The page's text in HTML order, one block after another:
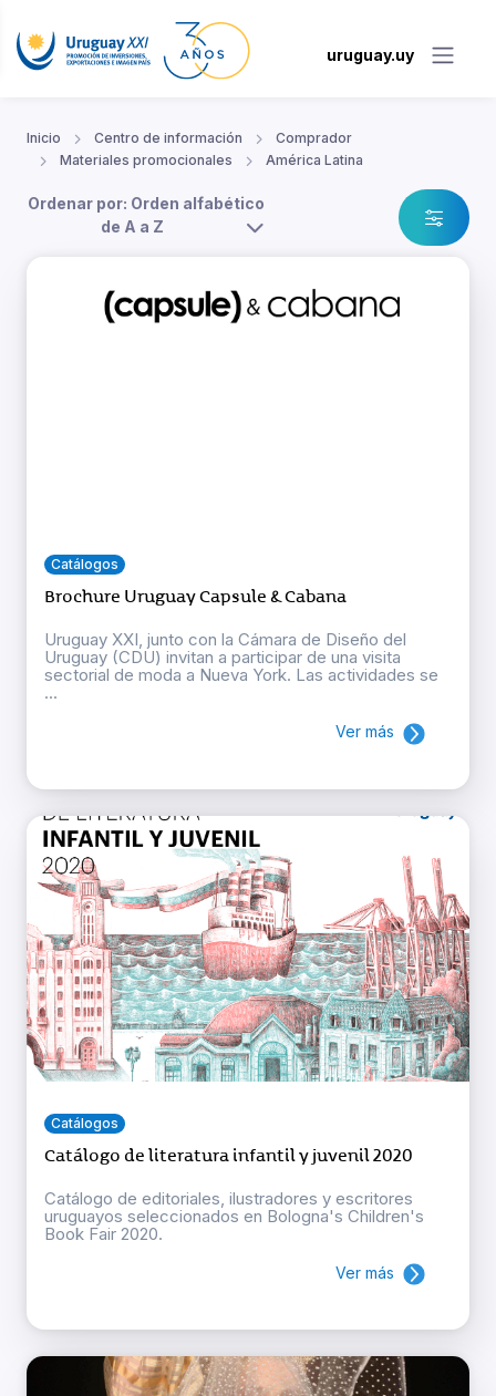
uruguay.uy
Inicio Centro de información
Comprador
Materiales promocionales
América Latina
Ordenar por: Orden alfabético
de A a Z
Catálogos
Brochure Uruguay Capsule & Cabana
Uruguay XXI, junto con la Cámara de Diseño del
Uruguay (CDU) invitan a participar de una visita
sectorial de moda a Nueva York. Las actividades se
...
Ver más
Catálogos
Catálogo de literatura infantil y juvenil 2020
Catálogo de editoriales, ilustradores y escritores
uruguayos seleccionados en Bologna's Children's
Book Fair 2020.
Ver más